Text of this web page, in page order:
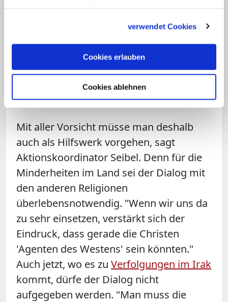
verwendet Cookies
Cookies erlauben
Cookies ablehnen
Militär verfügen. 2012 hat Theophilus
Merkel über diese "Kultur des
Schweigens und Wegschauens"
gesprochen. Für seinen Einsatz wird er
regelmäßig bedroht.
Mit aller Vorsicht müsse man deshalb
auch als Hilfswerk vorgehen, sagt
Aktionskoordinator Seibel. Denn für die
Minderheiten im Land sei der Dialog mit
den anderen Religionen
überlebensnotwendig. "Wenn wir uns da
zu sehr einsetzen, verstärkt sich der
Eindruck, dass gerade die Christen
'Agenten des Westens' sein könnten."
Auch jetzt, wo es zu Verfolgungen im Irak
kommt, dürfe der Dialog nicht
aufgegeben werden. "Man muss die